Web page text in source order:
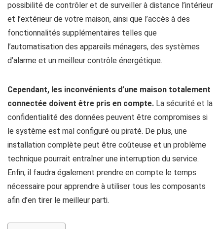
possibilité de contrôler et de surveiller à distance l’intérieur
et l’extérieur de votre maison, ainsi que l’accès à des
fonctionnalités supplémentaires telles que
l’automatisation des appareils ménagers, des systèmes
d’alarme et un meilleur contrôle énergétique.
Cependant, les inconvénients d’une maison totalement
connectée doivent être pris en compte. La sécurité et la
confidentialité des données peuvent être compromises si
le système est mal configuré ou piraté. De plus, une
installation complète peut être coûteuse et un problème
technique pourrait entraîner une interruption du service.
Enfin, il faudra également prendre en compte le temps
nécessaire pour apprendre à utiliser tous les composants
afin d’en tirer le meilleur parti.